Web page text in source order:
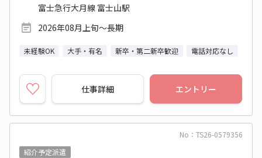
富士急行大月線 富士山駅
2026年08月上旬～長期
未経験OK 大手・有名 新卒・第二新卒歓迎 電話対応なし
仕事詳細 エントリー
No：TS26-0579356
紹介予定派遣